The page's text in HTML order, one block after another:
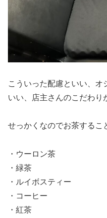
こういった配慮といい、オ
いい、店主さんのこだわり
せっかくなのでお茶するこ
・ウーロン茶
・緑茶
・ルイボスティー
・コーヒー
・紅茶